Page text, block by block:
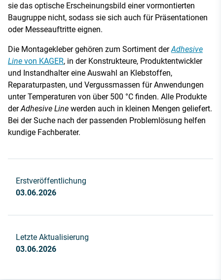
sie das optische Erscheinungsbild einer vormontierten
Baugruppe nicht, sodass sie sich auch für Präsentationen
oder Messeauftritte eignen.
Die Montagekleber gehören zum Sortiment derAdhesive
Line von KAGER, in der Konstrukteure, Produktentwickler
und Instandhalter eine Auswahl an Klebstoffen,
Reparaturpasten, und Vergussmassen für Anwendungen
unter Temperaturen von über 500 °C finden. Alle Produkte
derAdhesive Line werden auch in kleinen Mengen geliefert.
Bei der Suche nach der passenden Problemlösung helfen
kundige Fachberater.
Erstveröffentlichung
03.06.2026
Letzte Aktualisierung
03.06.2026